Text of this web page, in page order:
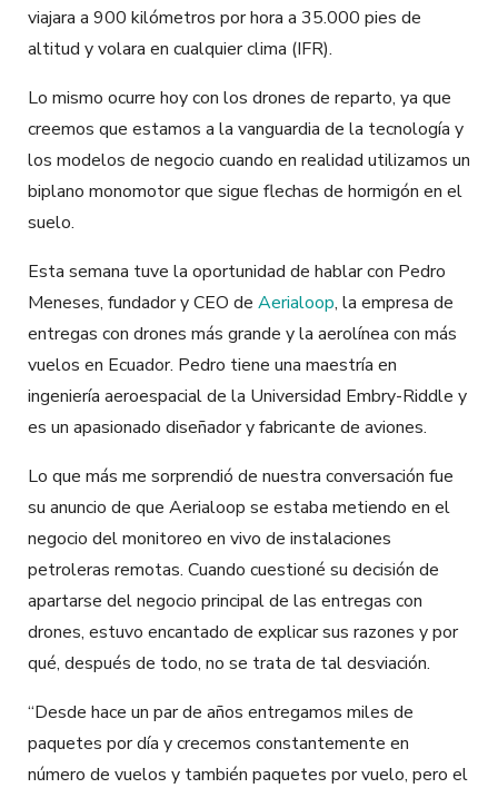
viajara a 900 kilómetros por hora a 35.000 pies de
altitud y volara en cualquier clima (IFR).
Lo mismo ocurre hoy con los drones de reparto, ya que
creemos que estamos a la vanguardia de la tecnología y
los modelos de negocio cuando en realidad utilizamos un
biplano monomotor que sigue flechas de hormigón en el
suelo.
Esta semana tuve la oportunidad de hablar con Pedro
Meneses, fundador y CEO de Aerialoop, la empresa de
entregas con drones más grande y la aerolínea con más
vuelos en Ecuador. Pedro tiene una maestría en
ingeniería aeroespacial de la Universidad Embry-Riddle y
es un apasionado diseñador y fabricante de aviones.
Lo que más me sorprendió de nuestra conversación fue
su anuncio de que Aerialoop se estaba metiendo en el
negocio del monitoreo en vivo de instalaciones
petroleras remotas. Cuando cuestioné su decisión de
apartarse del negocio principal de las entregas con
drones, estuvo encantado de explicar sus razones y por
qué, después de todo, no se trata de tal desviación.
“Desde hace un par de años entregamos miles de
paquetes por día y crecemos constantemente en
número de vuelos y también paquetes por vuelo, pero el